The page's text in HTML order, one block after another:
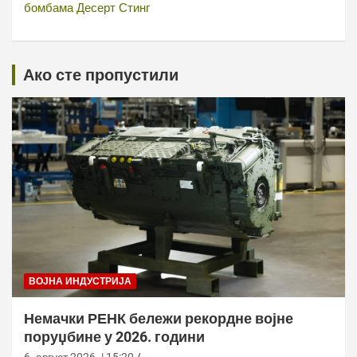
бомбама Десерт Стинг
Ако сте пропустили
ВОЈНА ИНДУСТРИЈА
Немачки РЕНК бележи рекордне војне
поруџбине у 2026. години